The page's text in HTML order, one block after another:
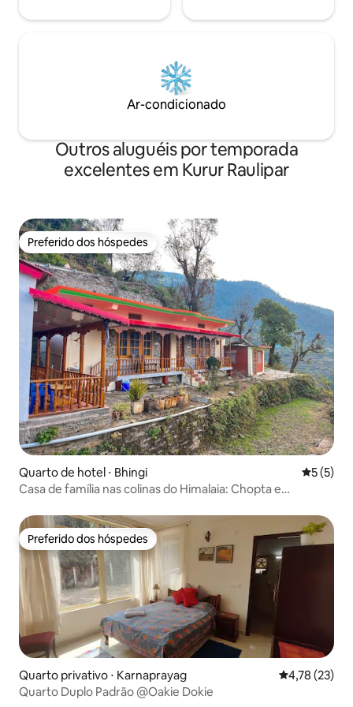
Ar-condicionado
Outros aluguéis por temporada
excelentes em Kurur Raulipar
Preferido dos hóspedes
Preferido dos hóspedes
Quarto de hotel ⋅ Bhingi 5 de
5 (5)
Casa de família nas colinas do Himalaia: Chopta e
Preferido dos hóspedes
Preferido dos hóspedes
Quarto privativo ⋅ Karnaprayag 4,78 de uma
4,78 (23)
Quarto Duplo Padrão @Oakie Dokie